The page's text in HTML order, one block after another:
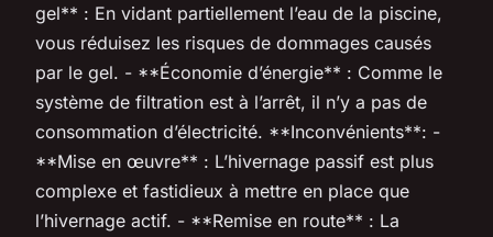
gel** : En vidant partiellement l’eau de la piscine,
vous réduisez les risques de dommages causés
par le gel. - **Économie d’énergie** : Comme le
système de filtration est à l’arrêt, il n’y a pas de
consommation d’électricité. **Inconvénients**: -
**Mise en œuvre** : L’hivernage passif est plus
complexe et fastidieux à mettre en place que
l’hivernage actif. - **Remise en route** : La